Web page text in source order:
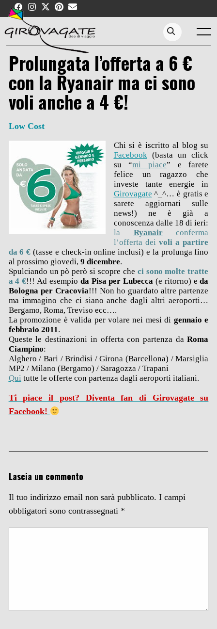
Skip
content
Menu
Search...
Prolungata l’offerta a 6 €
con la Ryanair ma ci sono
voli anche a 4 €!
Low Cost
Chi si è iscritto al blog su
Facebook(basta un click
su “mi piace” e farete
felice un ragazzo che
investe tante energie in
Girovagate ^_^… è gratis e
sarete aggiornati sulle
news!) ne è già a
conoscenza dalle 18 di ieri:
la Ryanairconferma
l’offerta dei voli a partire
da 6 € (tasse e check-in online inclusi) e la prolunga fino
al prossimo giovedi, 9 dicembre.
Spulciando un pò però si scopre che ci sono molte tratte
a 4 €!!! Ad esempio da Pisa per Lubecca (e ritorno) eda
Bologna per Cracovia!!! Non ho guardato altre partenze
ma immagino che ci siano anche dagli altri aeroporti…
Bergamo, Roma, Treviso ecc….
La promozione è valida per volare nei mesi di gennaio e
febbraio 2011.
Queste le destinazioni in offerta con partenza daRoma
Ciampino:
Alghero / Bari / Brindisi / Girona (Barcellona) / Marsiglia
MP2 / Milano (Bergamo) / Saragozza / Trapani
Qui tutte le offerte con partenza dagli aeroporti italiani.
Ti piace il post? Diventa fan di Girovagate su
Facebook!
Lascia un commento
Il tuo indirizzo email non sarà pubblicato. I campi
obbligatori sono contrassegnati *